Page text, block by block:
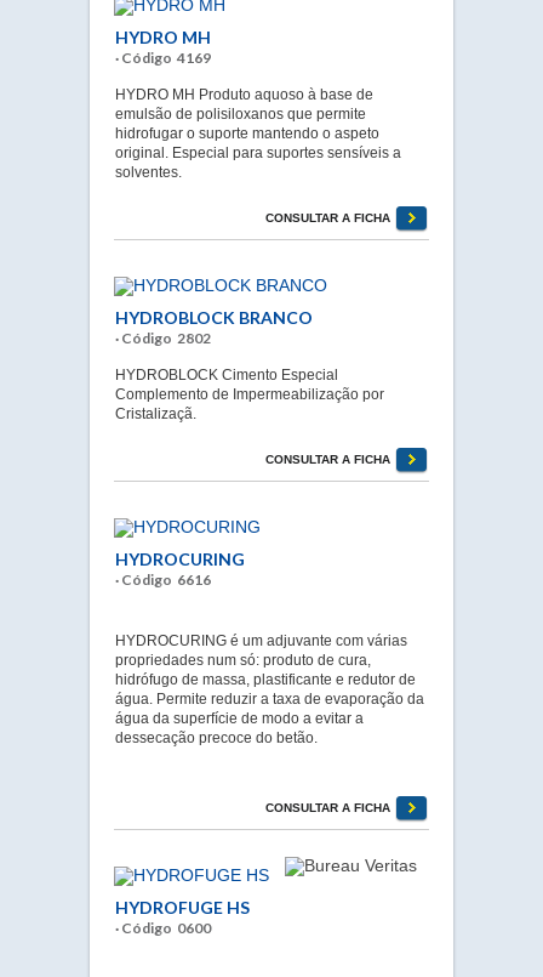
HYDRO MH
· Código 4169
HYDRO MH Produto aquoso à base de
emulsão de polisiloxanos que permite
hidrofugar o suporte mantendo o aspeto
original. Especial para suportes sensíveis a
solventes.
CONSULTAR A FICHA
HYDROBLOCK BRANCO
· Código 2802
HYDROBLOCK Cimento Especial
Complemento de Impermeabilização por
Cristalizaçã.
CONSULTAR A FICHA
HYDROCURING
· Código 6616
HYDROCURING é um adjuvante com várias
propriedades num só: produto de cura,
hidrófugo de massa, plastificante e redutor de
água. Permite reduzir a taxa de evaporação da
água da superfície de modo a evitar a
dessecação precoce do betão.
CONSULTAR A FICHA
HYDROFUGE HS
· Código 0600